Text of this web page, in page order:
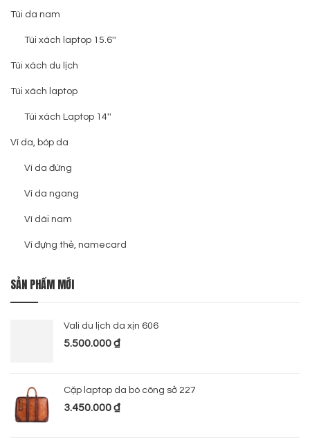
Túi da nam
Túi xách laptop 15.6''
Túi xách du lịch
Túi xách laptop
Túi xách Laptop 14''
Ví da, bóp da
Ví da đứng
Ví da ngang
Ví dài nam
Ví đựng thẻ, namecard
SẢN PHẨM MỚI
Vali du lịch da xịn 606
5.500.000₫
Cặp laptop da bò công sở 227
3.450.000₫